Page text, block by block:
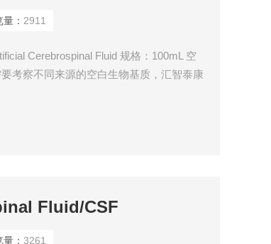
： 2911
Cerebrospinal Fluid 规格：100mL 空
考察不同来源的空白生物基质，汇智泰康
Fluid/CSF
量：3261